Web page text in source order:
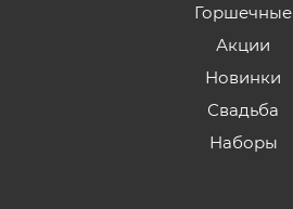
Горшечные
Акции
Новинки
Свадьба
Наборы